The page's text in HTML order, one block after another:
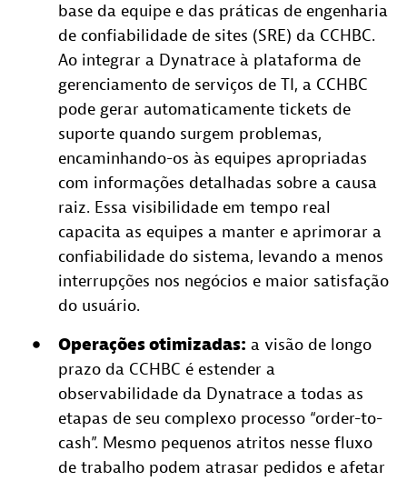
base da equipe e das práticas de engenharia
de confiabilidade de sites (SRE) da CCHBC.
Ao integrar a Dynatrace à plataforma de
gerenciamento de serviços de TI, a CCHBC
pode gerar automaticamente tickets de
suporte quando surgem problemas,
encaminhando-os às equipes apropriadas
com informações detalhadas sobre a causa
raiz. Essa visibilidade em tempo real
capacita as equipes a manter e aprimorar a
confiabilidade do sistema, levando a menos
interrupções nos negócios e maior satisfação
do usuário.
Operações otimizadas: a visão de longo
prazo da CCHBC é estender a
observabilidade da Dynatrace a todas as
etapas de seu complexo processo “order-to-
cash”. Mesmo pequenos atritos nesse fluxo
de trabalho podem atrasar pedidos e afetar